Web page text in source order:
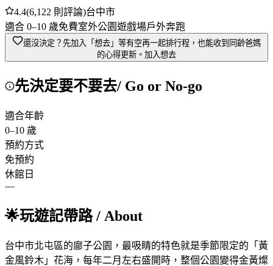
4.4(6,122 則評論)台中市
適合 0–10 歲免費室外公園遊戲場戶外奔跑
還沒決定？先加入「想去」 等有空再一起排行程，也能收到同齡爸媽
的心得更新。 加入想去
先決定要不要去/ Go or No-go
適合年齡
0–10 歲
預約方式
免預約
休館日
—
🌟玩遊記帶路/ About
台中市北屯區的廍子公園，最吸睛的特色就是季節限定的「黃
金風鈴木」花海，每年二月左右盛開時，整個公園變得金黃燦